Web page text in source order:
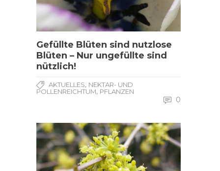
Gefüllte Blüten sind nutzlose
Blüten – Nur ungefüllte sind
nützlich!
AKTUELLES, NEKTAR- UND
POLLENREICHTUM, PFLANZEN
0